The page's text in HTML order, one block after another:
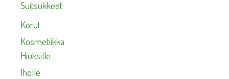
Suitsukkeet
Korut
Kosmetiikka
Hiuksille
Iholle